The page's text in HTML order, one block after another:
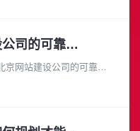
如何评估一家北京网站建设公司的可靠性和安全性
京网站建设公司的可靠性
目经验：查看公司的官